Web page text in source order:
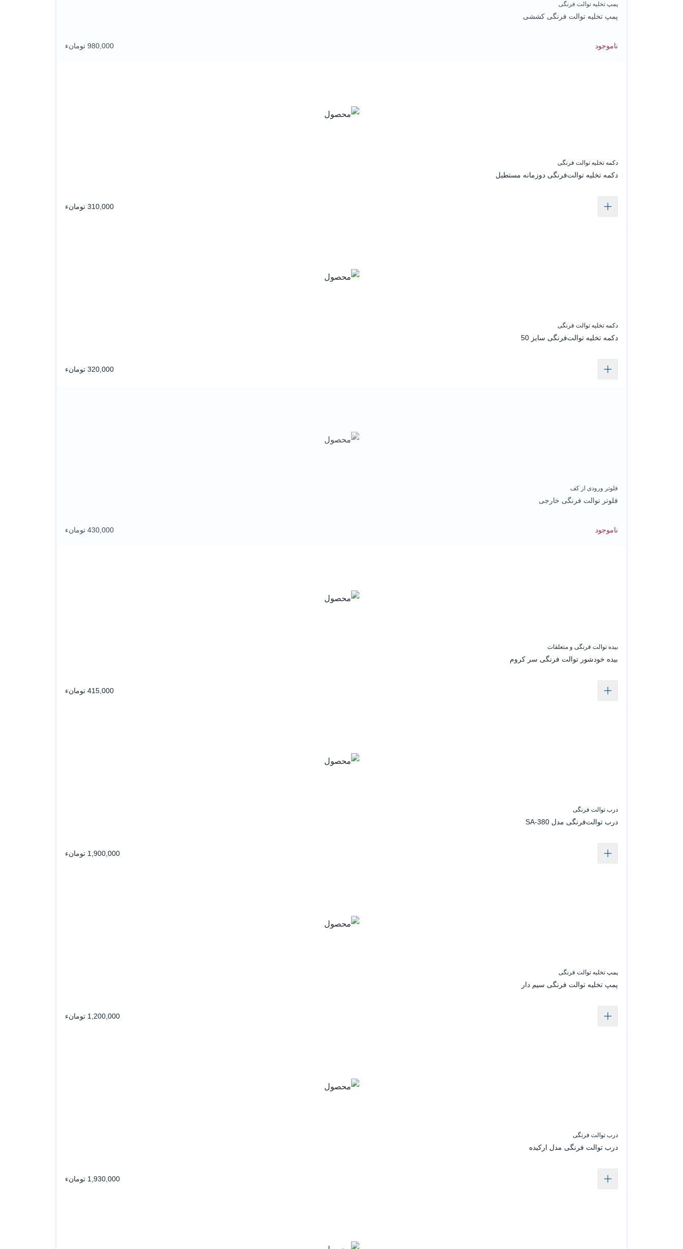
پمپ تخلیه توالت فرنگی
پمپ تخلیه توالت فرنگی کششی
ناموجود 980,000 تومانء
دکمه تخلیه توالت فرنگی
دکمه تخلیه توالت‌فرنگی دوزمانه مستطیل
310,000 تومانء
دکمه تخلیه توالت فرنگی
دکمه تخلیه توالت‌فرنگی سایز 50
320,000 تومانء
فلوتر ورودی از کف
فلوتر توالت فرنگی خارجی
ناموجود 430,000 تومانء
بیده توالت فرنگی و متعلقات
بیده خودشور‌ توالت‌ فرنگی سر کروم
415,000 تومانء
درب توالت فرنگی
درب توالت‌فرنگی‌ مدل SA-380
1,900,000 تومانء
پمپ تخلیه توالت فرنگی
پمپ تخلیه توالت فرنگی سیم دار
1,200,000 تومانء
درب توالت فرنگی
درب توالت‌ فرنگی‌ مدل ارکیده
1,930,000 تومانء